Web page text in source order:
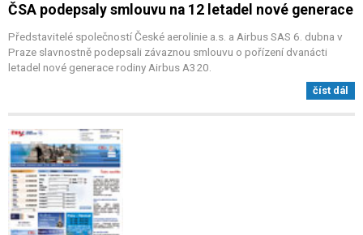
ČSA podepsaly smlouvu na 12 letadel nové generace
Představitelé společností České aerolinie a.s. a Airbus SAS 6. dubna v
Praze slavnostně podepsali závaznou smlouvu o pořízení dvanácti
letadel nové generace rodiny Airbus A320.
číst dál